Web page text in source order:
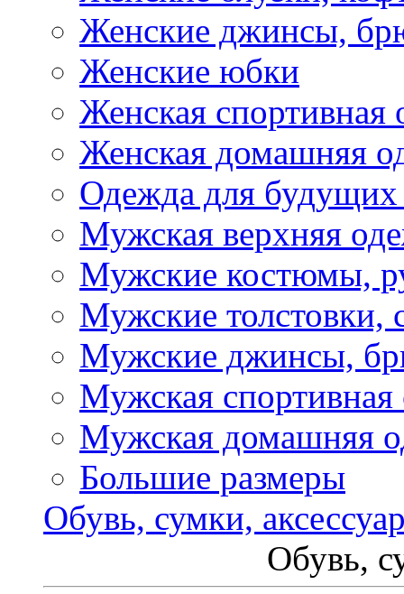
Женские джинсы,
Женские юбки
Женская спортивная
Женская домашняя
Одежда для
Мужская верхняя
Мужские костюмы,
Мужские толстовки,
Мужские джинсы,
Мужская спортивная
Мужская домашняя
Большие размеры
Обувь, сумки,
Обувь,